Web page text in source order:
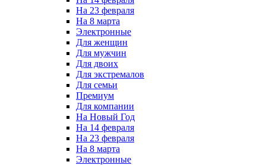
На 23 февраля
На 8 марта
Электронные
Для женщин
Для мужчин
Для двоих
Для экстремалов
Для семьи
Премиум
Для компании
На Новый Год
На 14 февраля
На 23 февраля
На 8 марта
Электронные